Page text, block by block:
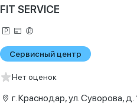
FIT SERVICE
Сервисный центр
Нет оценок
г. Краснодар, ул. Суворова, д.